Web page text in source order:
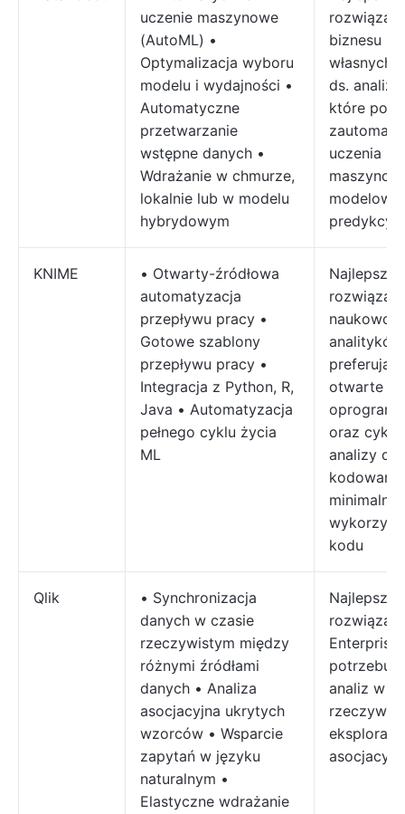
uczenie maszynowe
(AutoML) •
Optymalizacja wyboru
modelu i wydajności •
Automatyczne
przetwarzanie
wstępne danych •
Wdrażanie w chmurze,
lokalnie lub w modelu
hybrydowym
biznesu
własnych
ds.
które
uczenia
KNIME
• Otwarty-źródłowa
automatyzacja
przepływu pracy •
Gotowe szablony
przepływu pracy •
Integracja z Python, R,
Java • Automatyzacja
pełnego cyklu życia
ML
Najlepsze
otwarte
oraz cykle
analizy
kodu
Qlik
• Synchronizacja
danych w czasie
rzeczywistym między
różnymi źródłami
danych • Analiza
asocjacyjna ukrytych
wzorców • Wsparcie
zapytań w języku
naturalnym •
Elastyczne wdrażanie
Najlepsze
Enterprise
analiz w
eksploracji